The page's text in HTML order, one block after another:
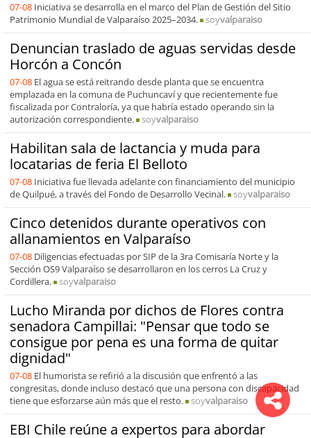
07-08 Iniciativa se desarrolla en el marco del Plan de Gestión del Sitio
Patrimonio Mundial de Valparaíso 2025–2034.
soyvalparaiso
Denuncian traslado de aguas servidas desde
Horcón a Concón
07-08 El agua se está reitrando desde planta que se encuentra
emplazada en la comuna de Puchuncaví y que recientemente fue
fiscalizada por Contraloría, ya que habría estado operando sin la
autorización correspondiente.
soyvalparaiso
Habilitan sala de lactancia y muda para
locatarias de feria El Belloto
07-08 Iniciativa fue llevada adelante con financiamiento del municipio
de Quilpué, a través del Fondo de Desarrollo Vecinal.
soyvalparaiso
Cinco detenidos durante operativos con
allanamientos en Valparaíso
07-08 Diligencias efectuadas por SIP de la 3ra Comisaría Norte y la
Sección OS9 Valparaíso se desarrollaron en los cerros La Cruz y
Cordillera.
soyvalparaiso
Lucho Miranda por dichos de Flores contra
senadora Campillai: "Pensar que todo se
consigue por pena es una forma de quitar
dignidad"
07-08 El humorista se refirió a la discusión que enfrentó a las
congresitas, donde incluso destacó que una persona con discapacidad
tiene que esforzarse aún más que el resto.
soyvalparaiso
EBI Chile reúne a expertos para abordar